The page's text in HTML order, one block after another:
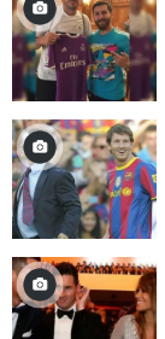
minute,
28
seconds